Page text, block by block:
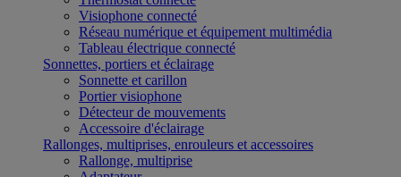
Visiophone connecté
Réseau numérique et équipement multimédia
Tableau électrique connecté
Sonnettes, portiers et éclairage
Sonnette et carillon
Portier visiophone
Détecteur de mouvements
Accessoire d'éclairage
Rallonges, multiprises, enrouleurs et accessoires
Rallonge, multiprise